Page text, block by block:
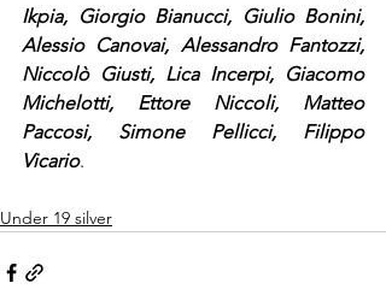
Ikpia, Giorgio Bianucci, Giulio Bonini,
Alessio Canovai, Alessandro Fantozzi,
Niccolò Giusti, Lica Incerpi, Giacomo
Michelotti, Ettore Niccoli, Matteo
Paccosi, Simone Pellicci, Filippo
Vicario.
Under 19 silver